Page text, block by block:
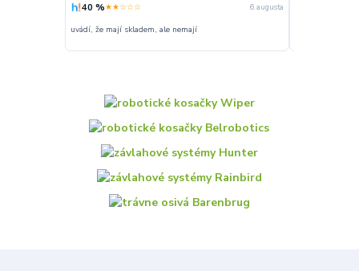
40 %★★☆☆☆ 6. augusta
uvádí, že mají skladem, ale nemají